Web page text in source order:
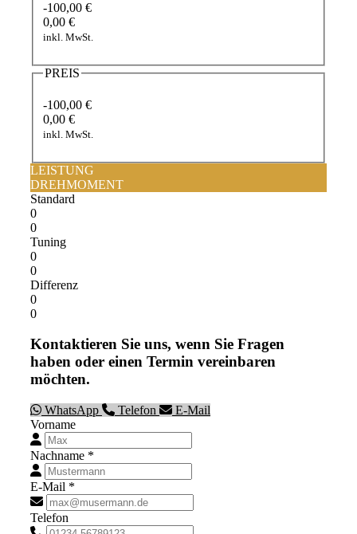
-100,00 €
0,00 €
inkl. MwSt.
PREIS
-100,00 €
0,00 €
inkl. MwSt.
LEISTUNG
DREHMOMENT
Standard
0
0
Tuning
0
0
Differenz
0
0
Kontaktieren Sie uns, wenn Sie Fragen
haben oder einen Termin vereinbaren
möchten.
WhatsApp Telefon
E-Mail
Vorname
Nachname *
E-Mail *
Telefon